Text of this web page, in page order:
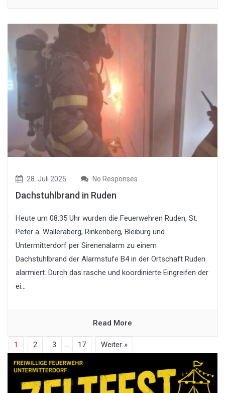
28. Juli 2025 No Responses
Dachstuhlbrand in Ruden
Heute um 08:35 Uhr wurden die Feuerwehren Ruden, St.
Peter a. Walleraberg, Rinkenberg, Bleiburg und
Untermitterdorf per Sirenenalarm zu einem
Dachstuhlbrand der Alarmstufe B4 in der Ortschaft Ruden
alarmiert. Durch das rasche und koordinierte Eingreifen der
ei...
Read More
1 2 3 17 Weiter »